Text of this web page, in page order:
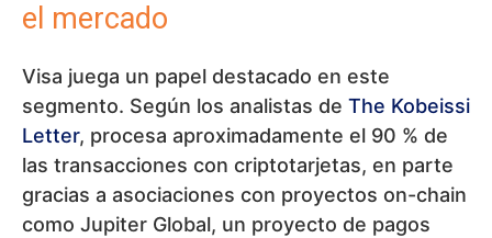
el mercado
Visa juega un papel destacado en este
segmento. Según los analistas de The Kobeissi
Letter, procesa aproximadamente el 90 % de
las transacciones con criptotarjetas, en parte
gracias a asociaciones con proyectos on-chain
como Jupiter Global, un proyecto de pagos